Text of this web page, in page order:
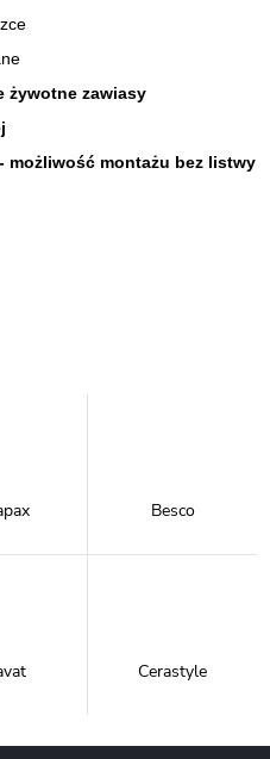
żywotne zawiasy
możliwość montażu bez listwy
Besco
Cerastyle